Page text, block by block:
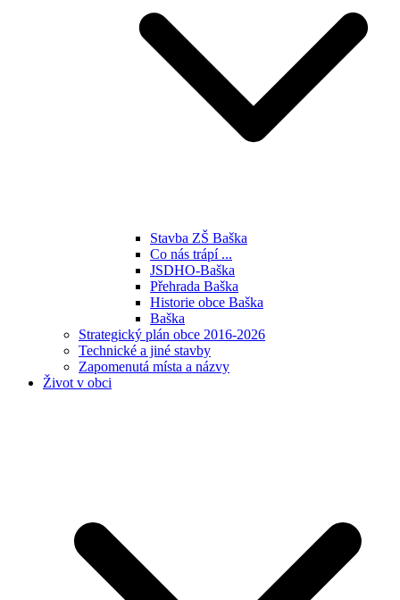
Stavba ZŠ Baška
Co nás trápí ...
JSDHO-Baška
Přehrada Baška
Historie obce Baška
Baška
Strategický plán obce 2016-2026
Technické a jiné stavby
Zapomenutá místa a názvy
Život v obci